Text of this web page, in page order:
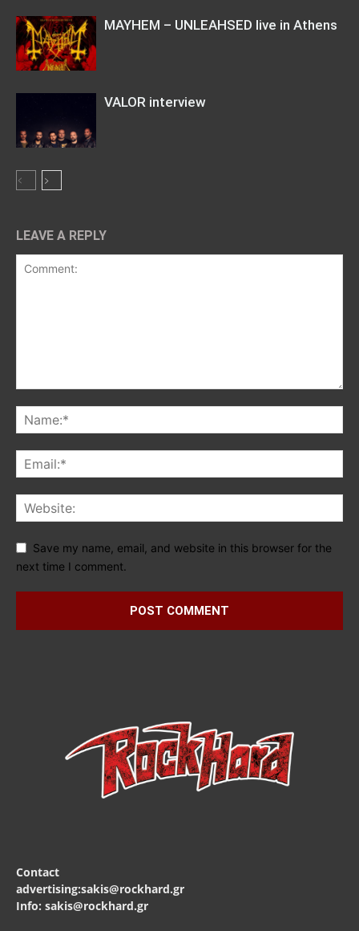
MAYHEM – UNLEAHSED live in Athens
VALOR interview
LEAVE A REPLY
Save my name, email, and website in this browser for the
next time I comment.
Contact
advertising:sakis@rockhard.gr
Info: sakis@rockhard.gr